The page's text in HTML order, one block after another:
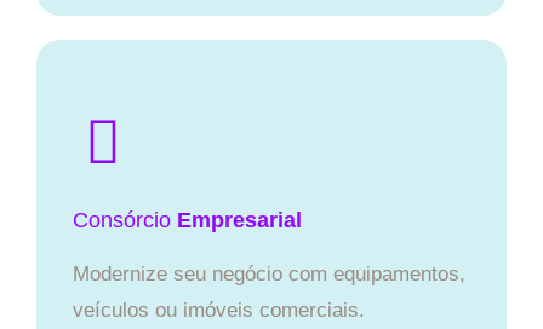
Consórcio Empresarial
Modernize seu negócio com equipamentos,
veículos ou imóveis comerciais.